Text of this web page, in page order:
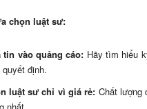
chọn luật sư:
tin vào quảng cáo: Hãy tìm hiểu
định.
luật sư chỉ vì giá rẻ: Chất lượng